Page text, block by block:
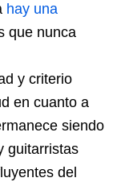
hay una
que nunca
y criterio
en cuanto a
siendo
guitarristas
del